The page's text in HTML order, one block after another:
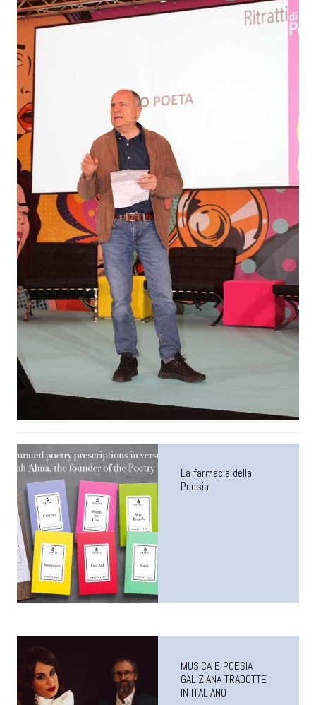
La farmacia della
Poesia
MUSICA E POESIA
GALIZIANA TRADOTTE
IN ITALIANO